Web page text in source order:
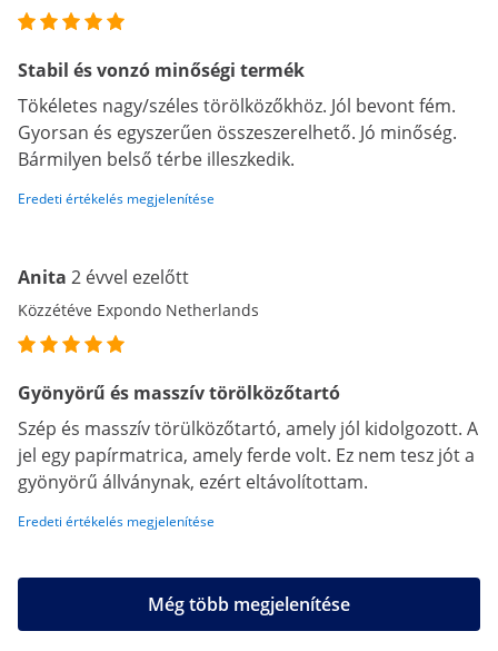
Stabil és vonzó minőségi termék
Tökéletes nagy/széles törölközőkhöz. Jól bevont fém.
Gyorsan és egyszerűen összeszerelhető. Jó minőség.
Bármilyen belső térbe illeszkedik.
Eredeti értékelés megjelenítése
Anita 2 évvel ezelőtt
Közzétéve Expondo Netherlands
Gyönyörű és masszív törölközőtartó
Szép és masszív törülközőtartó, amely jól kidolgozott. A
jel egy papírmatrica, amely ferde volt. Ez nem tesz jót a
gyönyörű állványnak, ezért eltávolítottam.
Eredeti értékelés megjelenítése
Még több megjelenítése